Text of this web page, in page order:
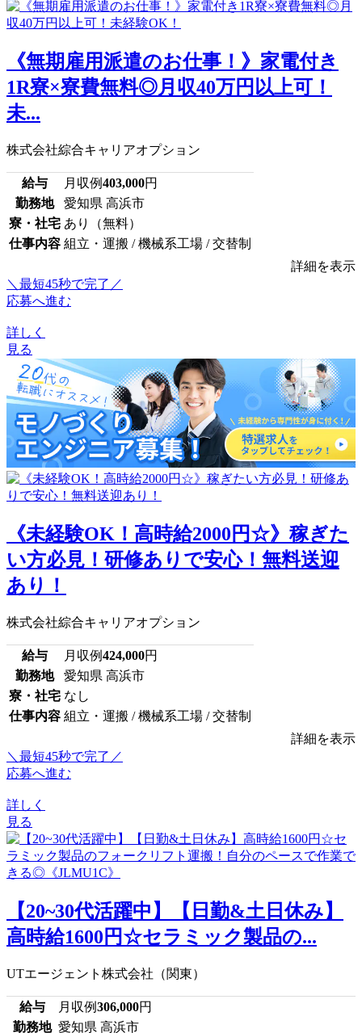
《無期雇用派遣のお仕事！》家電付き
1R寮×寮費無料◎月収40万円以上可！
未...
株式会社綜合キャリアオプション
給与 月収例403,000円
勤務地
愛知県 高浜市
寮・社宅 あり（無料）
仕事内容 組立・運搬 / 機械系工場 / 交替制
詳細を表示
＼最短45秒で完了／
応募へ進む
詳しく
見る
《未経験OK！高時給2000円☆》稼ぎた
い方必見！研修ありで安心！無料送迎
あり！
株式会社綜合キャリアオプション
給与 月収例424,000円
勤務地
愛知県 高浜市
寮・社宅 なし
仕事内容 組立・運搬 / 機械系工場 / 交替制
詳細を表示
＼最短45秒で完了／
応募へ進む
詳しく
見る
【20~30代活躍中】【日勤&土日休み】
高時給1600円☆セラミック製品の...
UTエージェント株式会社（関東）
給与 月収例306,000円
勤務地 愛知県 高浜市